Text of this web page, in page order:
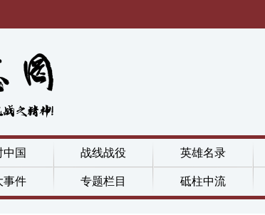
中国 战线战役 英雄名录
事件 专题栏目 砥柱中流